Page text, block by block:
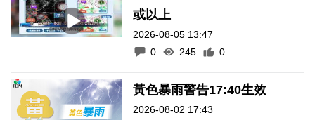
或以上
2026-08-05 13:47
0
245 0
黃色暴雨警告17:40生效
2026-08-02 17:43